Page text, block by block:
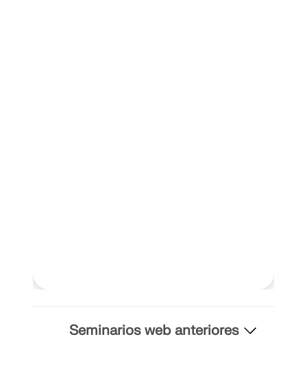
Seminarios web anteriores